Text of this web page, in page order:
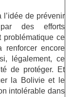
de prévenir
par des efforts
problématique ce
encore
légalement, ce
de protéger. Et
la Bolivie et le
intolérable dans